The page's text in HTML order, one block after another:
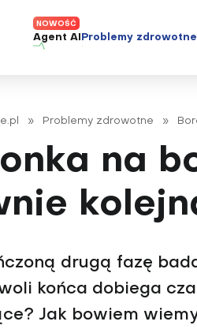
Agent AI Problemy zdrowotne
Alergie
Autyzm
Bezsenność
Borelioza
Celiakia
Choroba Alzheimera
Choroba Parkinsona
Prawa
» Problemy zdrowotne »
na
drugą fazę
końca dobiega
Jak bowiem